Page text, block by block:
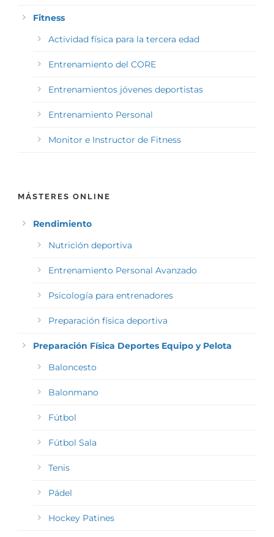
Fitness
Actividad física para la tercera edad
Entrenamiento del CORE
Entrenamientos jóvenes deportistas
Entrenamiento Personal
Monitor e Instructor de Fitness
MÁSTERES ONLINE
Rendimiento
Nutrición deportiva
Entrenamiento Personal Avanzado
Psicología para entrenadores
Preparación física deportiva
Preparación Física Deportes Equipo y Pelota
Baloncesto
Balonmano
Fútbol
Fútbol Sala
Tenis
Pádel
Hockey Patines